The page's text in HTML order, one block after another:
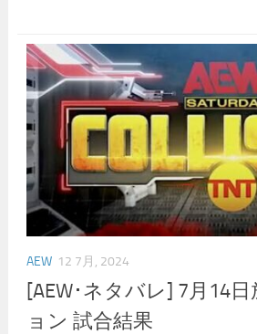
AEW 12 7月, 2024
[AEW･ネタバレ] 7月14
ョン 試合結果